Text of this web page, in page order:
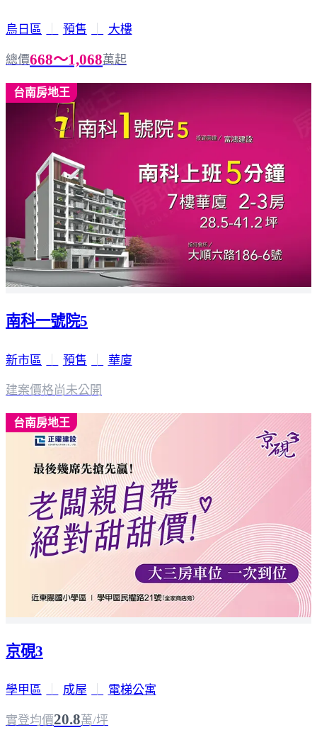
烏日區 預售 大樓
總價668～1,068萬起
台南房地王
南科一號院5
新市區 預售 華廈
建案價格尚未公開
台南房地王
京硯3
學甲區 成屋 電梯公寓
實登均價20.8萬/坪